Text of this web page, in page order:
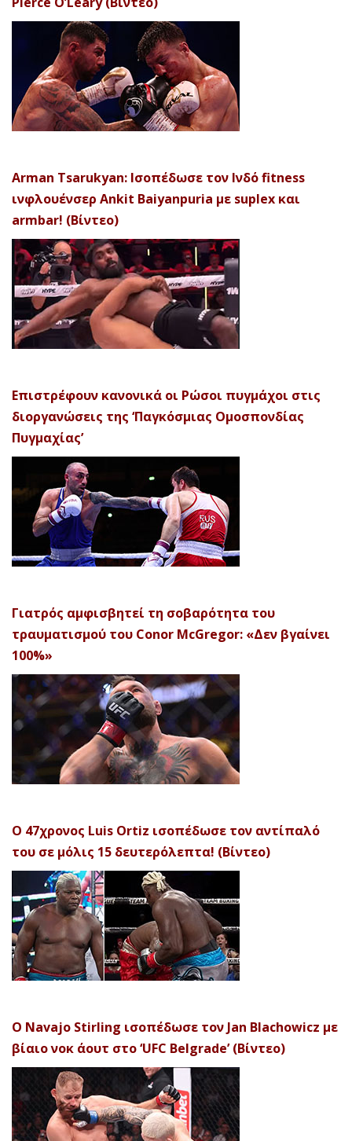
Arman Tsarukyan: Ισοπέδωσε τον Ινδό fitness
ινφλουένσερ Ankit Baiyanpuria με suplex και
armbar! (Βίντεο)
Επιστρέφουν κανονικά οι Ρώσοι πυγμάχοι στις
διοργανώσεις της ‘Παγκόσμιας Ομοσπονδίας
Πυγμαχίας’
Γιατρός αμφισβητεί τη σοβαρότητα του
τραυματισμού του Conor McGregor: «Δεν βγαίνει
100%»
Ο 47χρονος Luis Ortiz ισοπέδωσε τον αντίπαλό
του σε μόλις 15 δευτερόλεπτα! (Βίντεο)
Ο Navajo Stirling ισοπέδωσε τον Jan Blachowicz με
βίαιο νοκ άουτ στο ‘UFC Belgrade’ (Βίντεο)